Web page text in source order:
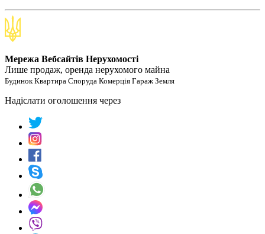
Мережа Вебсайтів Нерухомості
Лише продаж, оренда нерухомого майна
Будинок Квартира Споруда Комерція Гараж Земля
Надіслати оголошення через